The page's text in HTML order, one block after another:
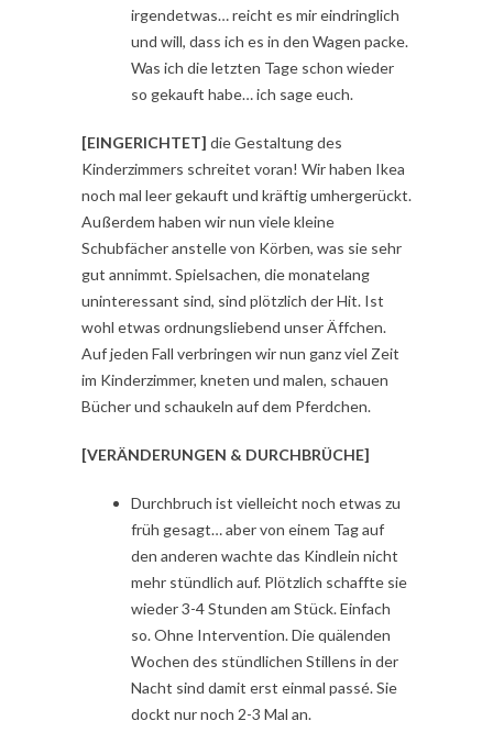
irgendetwas… reicht es mir eindringlich
und will, dass ich es in den Wagen packe.
Was ich die letzten Tage schon wieder
so gekauft habe… ich sage euch.
[EINGERICHTET] die Gestaltung des
Kinderzimmers schreitet voran! Wir haben Ikea
noch mal leer gekauft und kräftig umhergerückt.
Außerdem haben wir nun viele kleine
Schubfächer anstelle von Körben, was sie sehr
gut annimmt. Spielsachen, die monatelang
uninteressant sind, sind plötzlich der Hit. Ist
wohl etwas ordnungsliebend unser Äffchen.
Auf jeden Fall verbringen wir nun ganz viel Zeit
im Kinderzimmer, kneten und malen, schauen
Bücher und schaukeln auf dem Pferdchen.
[VERÄNDERUNGEN & DURCHBRÜCHE]
Durchbruch ist vielleicht noch etwas zu
früh gesagt… aber von einem Tag auf
den anderen wachte das Kindlein nicht
mehr stündlich auf. Plötzlich schaffte sie
wieder 3-4 Stunden am Stück. Einfach
so. Ohne Intervention. Die quälenden
Wochen des stündlichen Stillens in der
Nacht sind damit erst einmal passé. Sie
dockt nur noch 2-3 Mal an.